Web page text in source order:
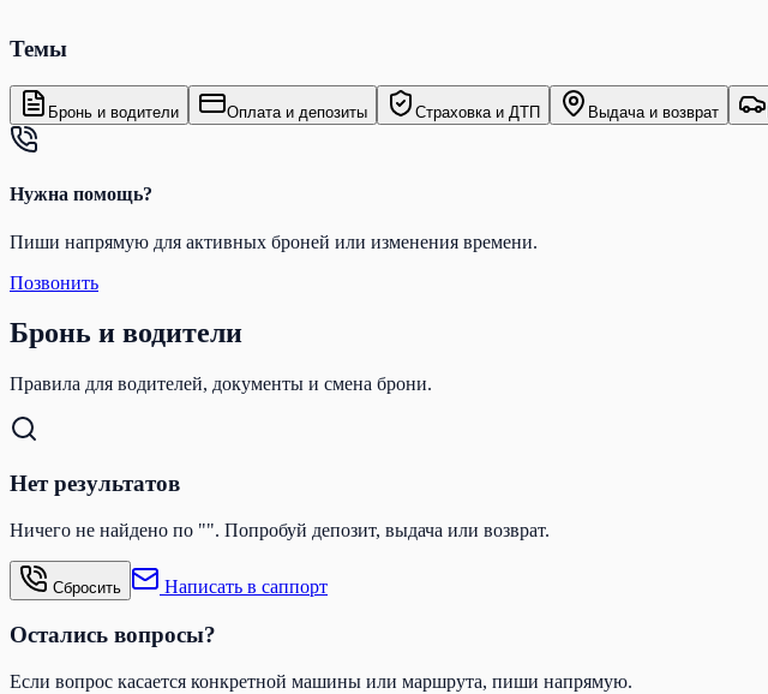
Темы
Бронь и водители Оплата и депозиты Страховка и ДТП Выдача и возврат
Нужна помощь?
Пиши напрямую для активных броней или изменения времени.
Позвонить
Бронь и водители
Правила для водителей, документы и смена брони.
Нет результатов
Ничего не найдено по "". Попробуй депозит, выдача или возврат.
Сбросить Написать в саппорт
Остались вопросы?
Если вопрос касается конкретной машины или маршрута, пиши напрямую.